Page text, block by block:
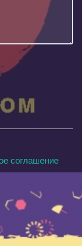
соглашение